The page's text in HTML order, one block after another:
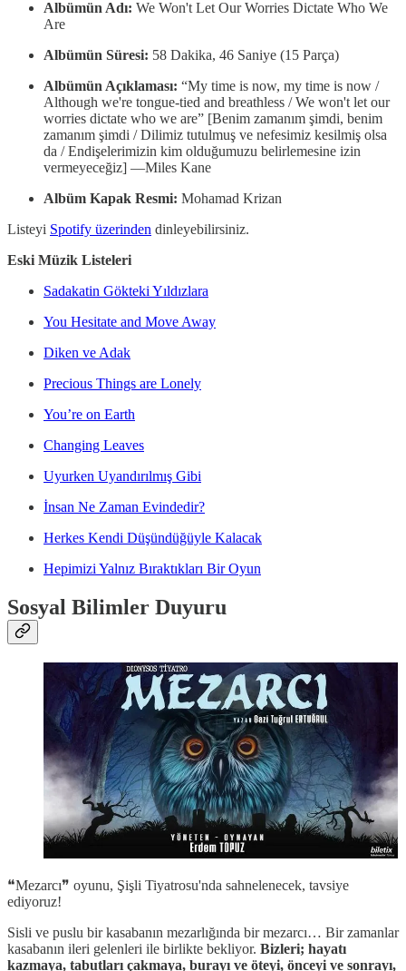
Albümün Adı: We Won't Let Our Worries Dictate Who We
Are
Albümün Süresi: 58 Dakika, 46 Saniye (15 Parça)
Albümün Açıklaması: “My time is now, my time is now /
Although we're tongue-tied and breathless / We won't let our
worries dictate who we are” [Benim zamanım şimdi, benim
zamanım şimdi / Dilimiz tutulmuş ve nefesimiz kesilmiş olsa
da / Endişelerimizin kim olduğumuzu belirlemesine izin
vermeyeceğiz] —Miles Kane
Albüm Kapak Resmi: Mohamad Krizan
Listeyi Spotify üzerinden dinleyebilirsiniz.
Eski Müzik Listeleri
Sadakatin Gökteki Yıldızlara
You Hesitate and Move Away
Diken ve Adak
Precious Things are Lonely
You’re on Earth
Changing Leaves
Uyurken Uyandırılmış Gibi
İnsan Ne Zaman Evindedir?
Herkes Kendi Düşündüğüyle Kalacak
Hepimizi Yalnız Bıraktıkları Bir Oyun
Sosyal Bilimler Duyuru
❝Mezarcı❞ oyunu, Şişli Tiyatrosu'nda sahnelenecek, tavsiye
ediyoruz!
Sisli ve puslu bir kasabanın mezarlığında bir mezarcı… Bir zamanlar
kasabanın ileri gelenleri ile birlikte bekliyor. Bizleri; hayatı
kazmaya, tabutları çakmaya, burayı ve öteyi, önceyi ve sonrayı,